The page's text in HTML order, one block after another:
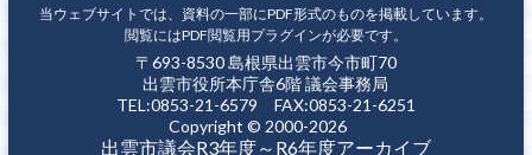
当ウェブサイトでは、資料の一部にPDF形式のものを掲載しています。
閲覧にはPDF閲覧用プラグインが必要です。
〒693-8530 島根県出雲市今市町70
出雲市役所本庁舎6階 議会事務局
TEL:0853-21-6579 FAX:0853-21-6251
Copyright © 2000-2026
出雲市議会R3年度～R6年度アーカイブ